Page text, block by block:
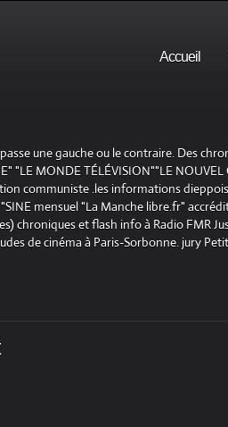
Accueil
une gauche ou le contraire. Des
MONDE TÉLÉVISION""LE NOUVEL
communiste .les informations
mensuel "La Manche libre.fr"
chroniques et flash info à Radio FMR
de cinéma à Paris-Sorbonne. jury